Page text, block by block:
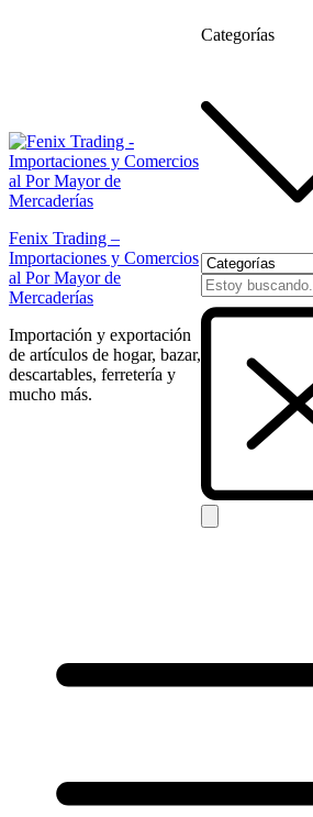
Fenix Trading –
Importaciones y Comercios
al Por Mayor de
Mercaderías
Importación y exportación
de artículos de hogar, bazar,
descartables, ferretería y
mucho más.
Categorías